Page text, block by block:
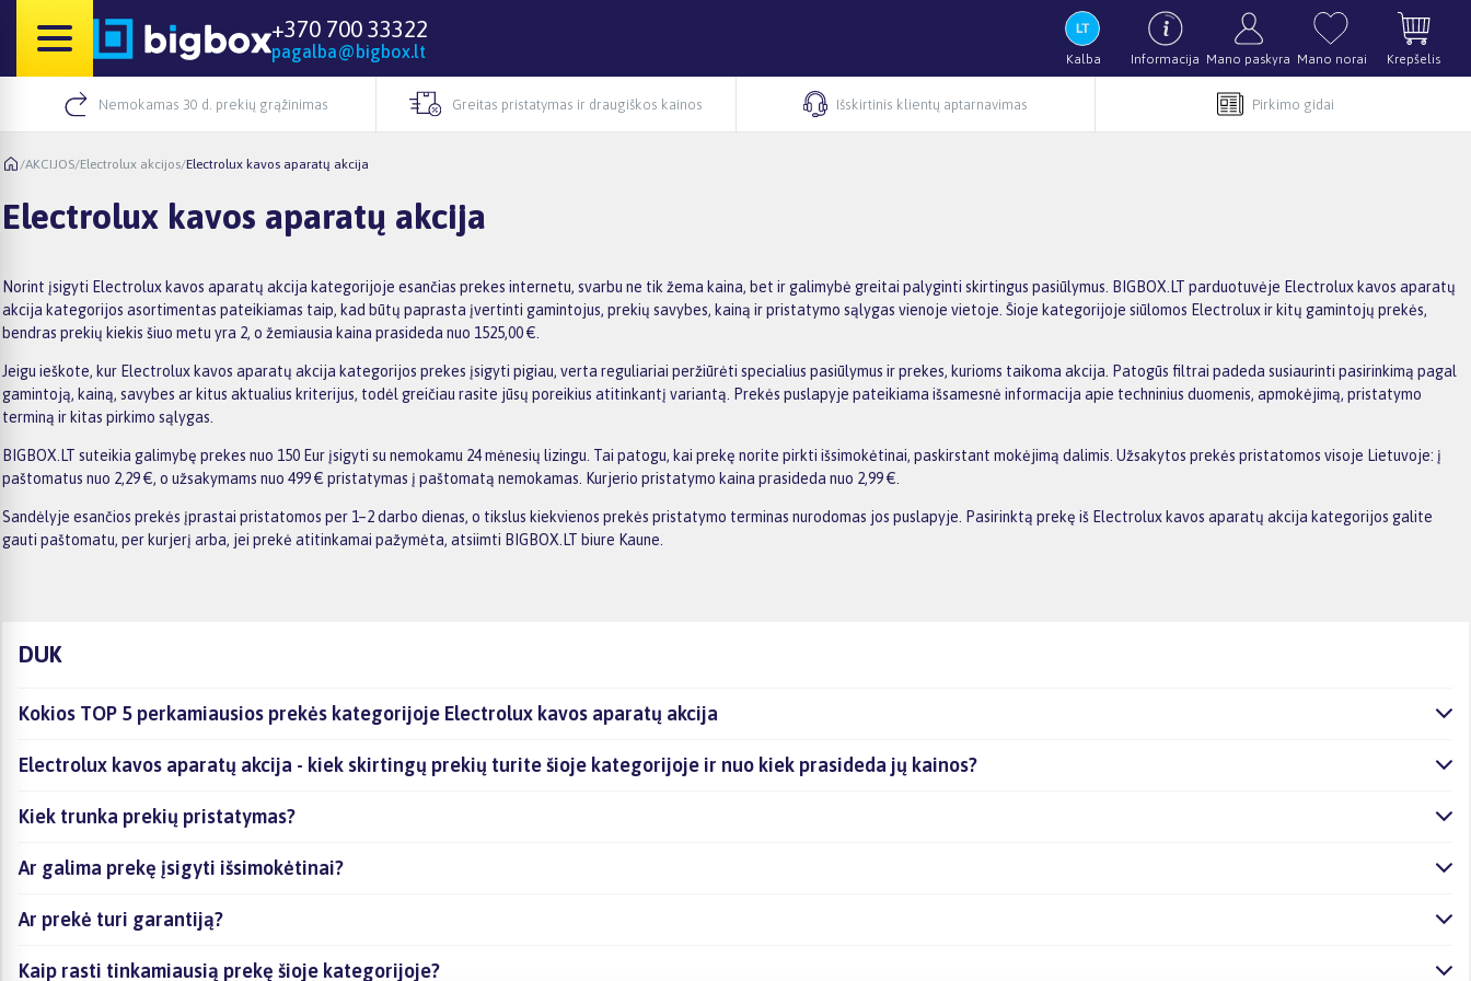
+370 700 33322
pagalba@bigbox.lt Kalba Informacija Mano paskyra Mano norai Krepšelis
Nemokamas 30 d. prekių grąžinimas Greitas pristatymas ir draugiškos kainos Išskirtinis klientų aptarnavimas Pirkimo gidai
/AKCIJOS/Electrolux akcijos/Electrolux kavos aparatų akcija
Electrolux kavos aparatų akcija
Norint įsigyti Electrolux kavos aparatų akcija kategorijoje esančias prekes internetu, svarbu ne tik žema kaina, bet ir galimybė greitai palyginti skirtingus pasiūlymus. BIGBOX.LT parduotuvėje Electrolux kavos aparatų
akcija kategorijos asortimentas pateikiamas taip, kad būtų paprasta įvertinti gamintojus, prekių savybes, kainą ir pristatymo sąlygas vienoje vietoje. Šioje kategorijoje siūlomos Electrolux ir kitų gamintojų prekės,
bendras prekių kiekis šiuo metu yra 2, o žemiausia kaina prasideda nuo 1525,00 €.
Jeigu ieškote, kur Electrolux kavos aparatų akcija kategorijos prekes įsigyti pigiau, verta reguliariai peržiūrėti specialius pasiūlymus ir prekes, kurioms taikoma akcija. Patogūs filtrai padeda susiaurinti pasirinkimą pagal
gamintoją, kainą, savybes ar kitus aktualius kriterijus, todėl greičiau rasite jūsų poreikius atitinkantį variantą. Prekės puslapyje pateikiama išsamesnė informacija apie techninius duomenis, apmokėjimą, pristatymo
terminą ir kitas pirkimo sąlygas.
BIGBOX.LT suteikia galimybę prekes nuo 150 Eur įsigyti su nemokamu 24 mėnesių lizingu. Tai patogu, kai prekę norite pirkti išsimokėtinai, paskirstant mokėjimą dalimis. Užsakytos prekės pristatomos visoje Lietuvoje: į
paštomatus nuo 2,29 €, o užsakymams nuo 499 € pristatymas į paštomatą nemokamas. Kurjerio pristatymo kaina prasideda nuo 2,99 €.
Sandėlyje esančios prekės įprastai pristatomos per 1–2 darbo dienas, o tikslus kiekvienos prekės pristatymo terminas nurodomas jos puslapyje. Pasirinktą prekę iš Electrolux kavos aparatų akcija kategorijos galite
gauti paštomatu, per kurjerį arba, jei prekė atitinkamai pažymėta, atsiimti BIGBOX.LT biure Kaune.
DUK
Kokios TOP 5 perkamiausios prekės kategorijoje Electrolux kavos aparatų akcija
Electrolux kavos aparatų akcija - kiek skirtingų prekių turite šioje kategorijoje ir nuo kiek prasideda jų kainos?
Kiek trunka prekių pristatymas?
Ar galima prekę įsigyti išsimokėtinai?
Ar prekė turi garantiją?
Kaip rasti tinkamiausią prekę šioje kategorijoje?